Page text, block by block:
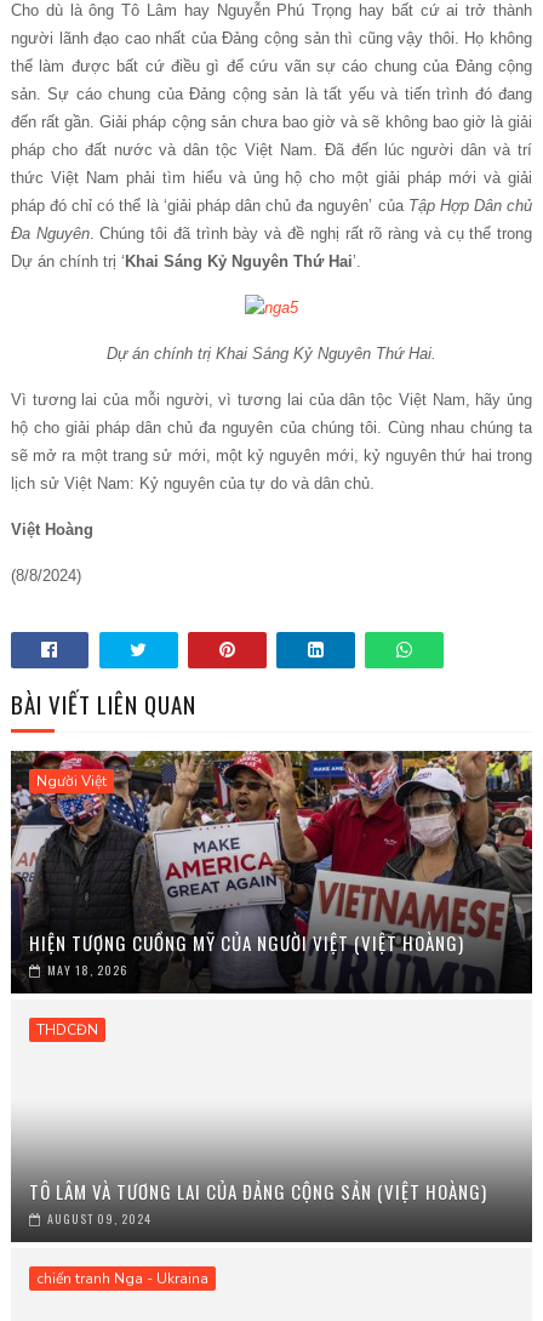
Cho dù là ông Tô Lâm hay Nguyễn Phú Trọng hay bất cứ ai trở thành
người lãnh đạo cao nhất của Đảng cộng sản thì cũng vậy thôi. Họ không
thể làm được bất cứ điều gì để cứu vãn sự cáo chung của Đảng cộng
sản. Sự cáo chung của Đảng cộng sản là tất yếu và tiến trình đó đang
đến rất gần. Giải pháp cộng sản chưa bao giờ và sẽ không bao giờ là giải
pháp cho đất nước và dân tộc Việt Nam. Đã đến lúc người dân và trí
thức Việt Nam phải tìm hiểu và ủng hộ cho một giải pháp mới và giải
pháp đó chỉ có thể là ‘giải pháp dân chủ đa nguyên’ của Tập Hợp Dân chủ
Đa Nguyên. Chúng tôi đã trình bày và đề nghị rất rõ ràng và cụ thể trong
Dự án chính trị ‘ Khai Sáng Kỷ Nguyên Thứ Hai’.
Dự án chính trị Khai Sáng Kỷ Nguyên Thứ Hai.
Vì tương lai của mỗi người, vì tương lai của dân tộc Việt Nam, hãy ủng
hộ cho giải pháp dân chủ đa nguyên của chúng tôi. Cùng nhau chúng ta
sẽ mở ra một trang sử mới, một kỷ nguyên mới, kỷ nguyên thứ hai trong
lịch sử Việt Nam: Kỷ nguyên của tự do và dân chủ.
Việt Hoàng
(8/8/2024)
BÀI VIẾT LIÊN QUAN
Người Việt
HIỆN TƯỢNG CUỒNG MỸ CỦA NGƯỜI VIỆT (VIỆT HOÀNG)
MAY 18, 2026
THDCĐN
TÔ LÂM VÀ TƯƠNG LAI CỦA ĐẢNG CỘNG SẢN (VIỆT HOÀNG)
AUGUST 09, 2024
chiến tranh Nga - Ukraina